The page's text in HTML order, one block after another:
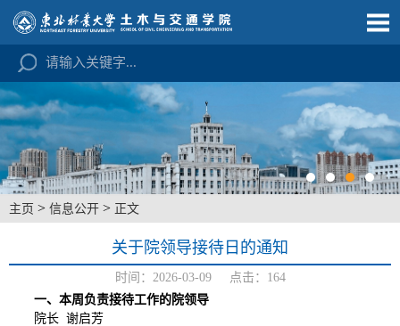
主页 > 信息公开 > 正文
关于院领导接待日的通知
时间：2026-03-09 点击： 164
一、本周负责接待工作的院领导
院长 谢启芳